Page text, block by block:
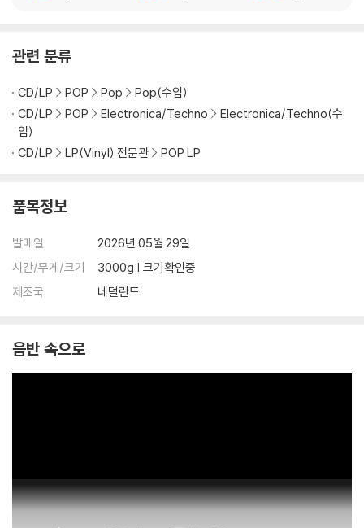
관련 분류
CD/LP POP Pop
Pop(수입)
CD/LP
POP Electronica/Techno
Electronica/Techno(수
입)
CD/LP
LP(Vinyl) 전문관 POP LP
품목정보
발매일
2026년 05월 29일
시간/무게/크기
3000g | 크기확인중
제조국
네덜란드
음반 속으로